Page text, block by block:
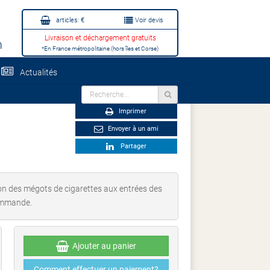
articles: € Voir devis
Livraison et déchargement gratuits
*En France métropolitaine (hors îles et Corse)
Actualités
Imprimer
Envoyer à un ami
Partager
des mégots de cigarettes aux entrées des
Ajouter au panier